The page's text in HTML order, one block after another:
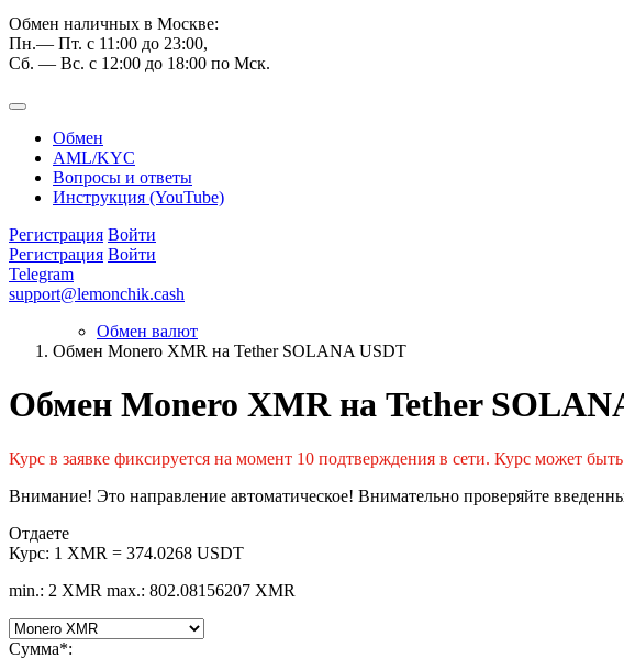
Обмен наличных в Москве:
Пн.— Пт. с 11:00 до 23:00,
Сб. — Вс. с 12:00 до 18:00 по Мск.
Обмен
AML/KYC
Вопросы и ответы
Инструкция (YouTube)
Регистрация Войти
Регистрация Войти
Telegram
support@lemonchik.cash
Обмен валют
Обмен Monero XMR на Tether SOLANA USDT
Обмен Monero XMR на Tether
Курс в заявке фиксируется на момент 10 подтверждения в сети. Курс может
Внимание! Это направление автоматическое! Внимательно проверяйте
Отдаете
Курс: 1 XMR = 374.0268 USDT
min.: 2 XMR max.: 802.08156207 XMR
Сумма*: